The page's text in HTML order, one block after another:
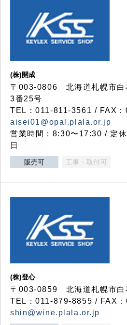
(株)開成
〒003-0806 北海道札幌市白
3番25号
TEL：011-811-3561 / FAX
aisei01@opal.plala.or.jp
営業時間：8:30〜17:30 / 定
日
販売可 工事・取付可
(株)登心
〒003-0859 北海道札幌市白
TEL：011-879-8855 / FAX
shin@wine.plala.or.jp